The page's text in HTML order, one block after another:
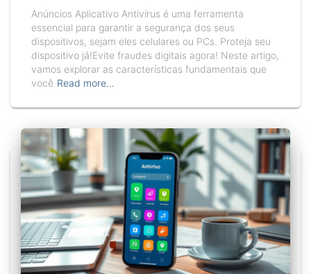
Anúncios Aplicativo Antivírus é uma ferramenta
essencial para garantir a segurança dos seus
dispositivos, sejam eles celulares ou PCs. Proteja seu
dispositivo já!Evite fraudes digitais agora! Neste artigo,
vamos explorar as características fundamentais que
você Read more…